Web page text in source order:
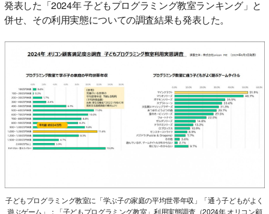
発表した「2024年 子どもプログラミング教室ランキング」と
併せ、その利用実態についての調査結果も発表した。
子どもプログラミング教室に「学ぶ子の家庭の平均世帯年収」「通う子どもがよく
遊ぶゲーム」：「子どもプログラミング教室」利用実態調査（2024年 オリコン顧